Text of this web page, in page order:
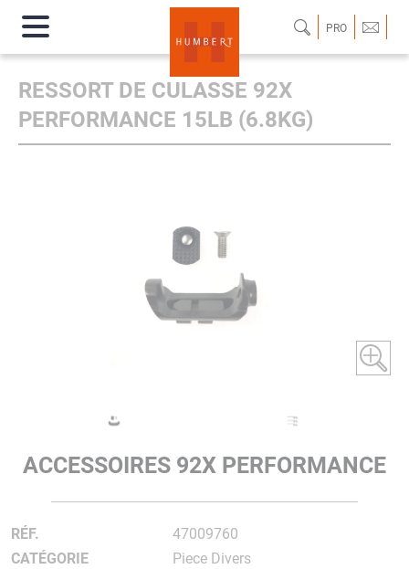
PRO
RESSORT DE CULASSE 92X
PERFORMANCE 15LB (6.8KG)
ACCESSOIRES 92X PERFORMANCE
RÉF.
47009760
CATÉGORIE
Piece Divers